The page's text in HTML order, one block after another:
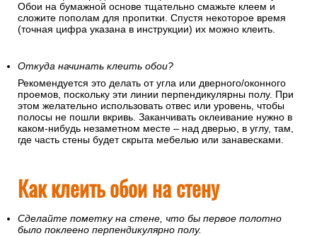
Обои на бумажной основе тщательно смажьте клеем и
сложите пополам для пропитки. Спустя некоторое время
(точная цифра указана в инструкции) их можно клеить.
Откуда начинать клеить обои?
Рекомендуется это делать от угла или дверного/оконного
проемов, поскольку эти линии перпендикулярны полу. При
этом желательно использовать отвес или уровень, чтобы
полосы не пошли вкривь. Заканчивать оклеивание нужно в
каком-нибудь незаметном месте – над дверью, в углу, там,
где часть стены будет скрыта мебелью или занавесками.
Как клеить обои на стену
Сделайте пометку на стене, что бы первое полотно
было поклеено перпендикулярно полу.